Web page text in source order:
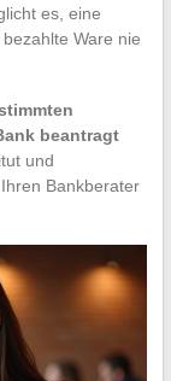
es, eine
Ware nie
beantragt
und
Bankberater